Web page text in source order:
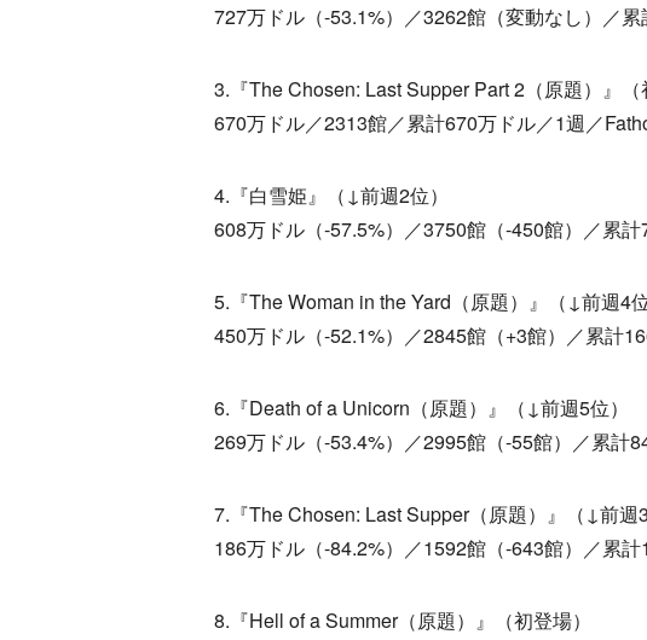
727万ドル（-53.1%）／3262館（変動なし）／
3.『The Chosen: Last Supper Part 2（原題）』（
670万ドル／2313館／累計670万ドル／1週／
4.『白雪姫』（↓前週2位）
608万ドル（-57.5%）／3750館（-450館）／累
5.『The Woman in the Yard（原題）』（↓前週4位
450万ドル（-52.1%）／2845館（+3館）／累計
6.『Death of a Unicorn（原題）』（↓前週5位）
269万ドル（-53.4%）／2995館（-55館）／累計
7.『The Chosen: Last Supper（原題）』（↓前週3
186万ドル（-84.2%）／1592館（-643館）／累
8.『Hell of a Summer（原題）』（初登場）